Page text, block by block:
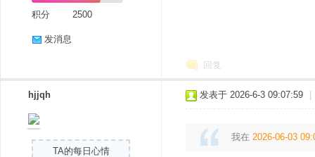
积分 2500
发消息
回复
hjjqh
TA的每日心情
发表于 2026-6-3 09:07:59
我在 2026-06-03